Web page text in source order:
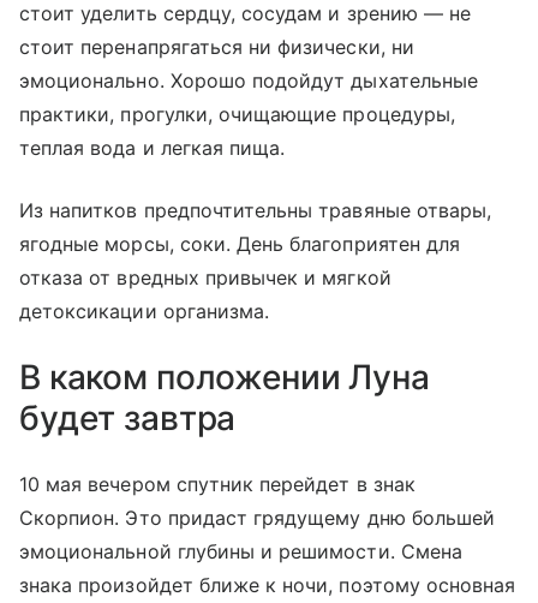
стоит уделить сердцу, сосудам и зрению — не
стоит перенапрягаться ни физически, ни
эмоционально. Хорошо подойдут дыхательные
практики, прогулки, очищающие процедуры,
теплая вода и легкая пища.
Из напитков предпочтительны травяные отвары,
ягодные морсы, соки. День благоприятен для
отказа от вредных привычек и мягкой
детоксикации организма.
В каком положении Луна
будет завтра
10 мая вечером спутник перейдет в знак
Скорпион. Это придаст грядущему дню большей
эмоциональной глубины и решимости. Смена
знака произойдет ближе к ночи, поэтому основная